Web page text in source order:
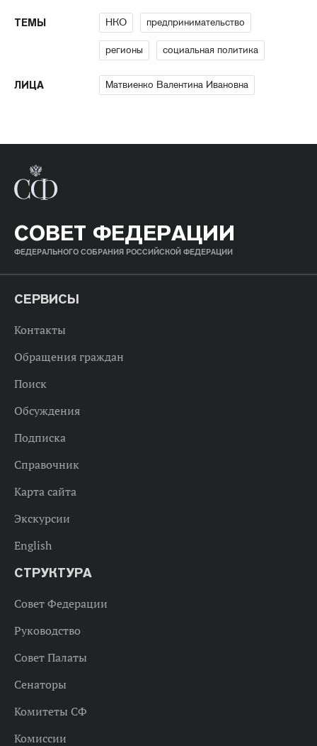
ТЕМЫ НКО предпринимательство
регионы социальная политика
ЛИЦА Матвиенко Валентина Ивановна
СОВЕТ ФЕДЕРАЦИИ
ФЕДЕРАЛЬНОГО СОБРАНИЯ РОССИЙСКОЙ ФЕДЕРАЦИИ
СЕРВИСЫ
Контакты
Обращения граждан
Поиск
Обсуждения
Подписка
Справочник
Карта сайта
Экскурсии
English
СТРУКТУРА
Совет Федерации
Руководство
Совет Палаты
Сенаторы
Комитеты СФ
Комиссии